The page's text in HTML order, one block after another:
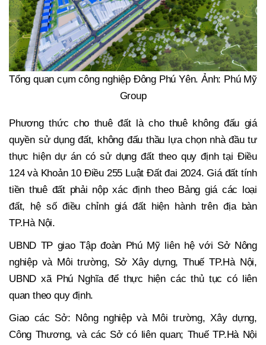
Tổng quan cụm công nghiệp Đông Phú Yên. Ảnh: Phú Mỹ
Group
Phương thức cho thuê đất là cho thuê không đấu giá
quyền sử dụng đất, không đấu thầu lựa chọn nhà đầu tư
thực hiện dự án có sử dụng đất theo quy định tại Điều
124 và Khoản 10 Điều 255 Luật Đất đai 2024. Giá đất tính
tiền thuê đất phải nộp xác định theo Bảng giá các loại
đất, hệ số điều chỉnh giá đất hiện hành trên địa bàn
TP.Hà Nội.
UBND TP giao Tập đoàn Phú Mỹ liên hệ với Sở Nông
nghiệp và Môi trường, Sở Xây dựng, Thuế TP.Hà Nội,
UBND xã Phú Nghĩa để thực hiện các thủ tục có liên
quan theo quy định.
Giao các Sở: Nông nghiệp và Môi trường, Xây dựng,
Công Thương, và các Sở có liên quan; Thuế TP.Hà Nội